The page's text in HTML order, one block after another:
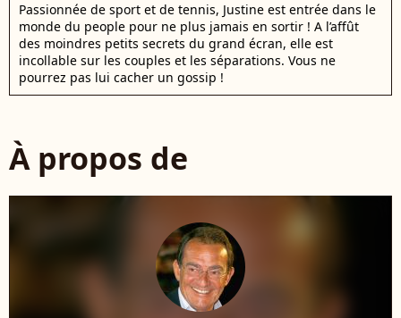
Passionnée de sport et de tennis, Justine est entrée dans le
monde du people pour ne plus jamais en sortir ! A l’affût
des moindres petits secrets du grand écran, elle est
incollable sur les couples et les séparations. Vous ne
pourrez pas lui cacher un gossip !
À propos de